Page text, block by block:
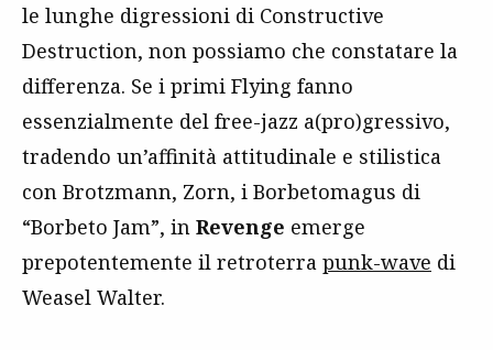
le lunghe digressioni di Constructive
Destruction, non possiamo che constatare la
differenza. Se i primi Flying fanno
essenzialmente del free-jazz a(pro)gressivo,
tradendo un’affinità attitudinale e stilistica
con Brotzmann, Zorn, i Borbetomagus di
“Borbeto Jam”, in Revenge emerge
prepotentemente il retroterra punk-wave di
Weasel Walter.